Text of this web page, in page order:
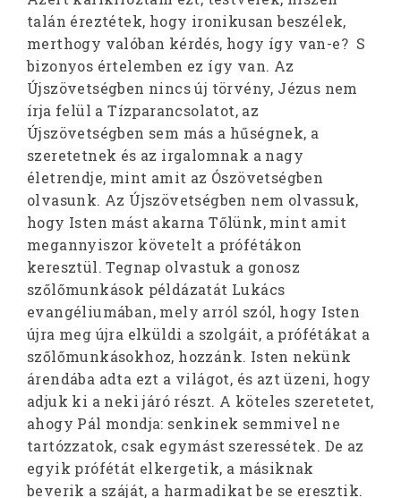
talán éreztétek, hogy ironikusan beszélek,
merthogy valóban kérdés, hogy így van-e? S
bizonyos értelemben ez így van. Az
Újszövetségben nincs új törvény, Jézus nem
írja felül a Tízparancsolatot, az
Újszövetségben sem más a hűségnek, a
szeretetnek és az irgalomnak a nagy
életrendje, mint amit az Ószövetségben
olvasunk. Az Újszövetségben nem olvassuk,
hogy Isten mást akarna Tőlünk, mint amit
megannyiszor követelt a prófétákon
keresztül. Tegnap olvastuk a gonosz
szőlőmunkások példázatát Lukács
evangéliumában, mely arról szól, hogy Isten
újra meg újra elküldi a szolgáit, a prófétákat a
szőlőmunkásokhoz, hozzánk. Isten nekünk
árendába adta ezt a világot, és azt üzeni, hogy
adjuk ki a neki járó részt. A köteles szeretetet,
ahogy Pál mondja: senkinek semmivel ne
tartózzatok, csak egymást szeressétek. De az
egyik prófétát elkergetik, a másiknak
beverik a száját, a harmadikat be se eresztik.